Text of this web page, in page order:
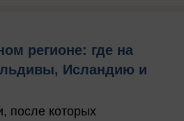
регионе: где на
Исландию и
после которых